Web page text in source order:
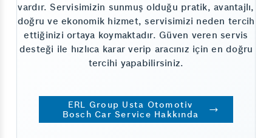
vardır. Servisimizin sunmuş olduğu pratik, avantajlı,
doğru ve ekonomik hizmet, servisimizi neden tercih
ettiğinizi ortaya koymaktadır. Güven veren servis
desteği ile hızlıca karar verip aracınız için en doğru
tercihi yapabilirsiniz.
ERL Group Usta Otomotiv
Bosch Car Service Hakkında